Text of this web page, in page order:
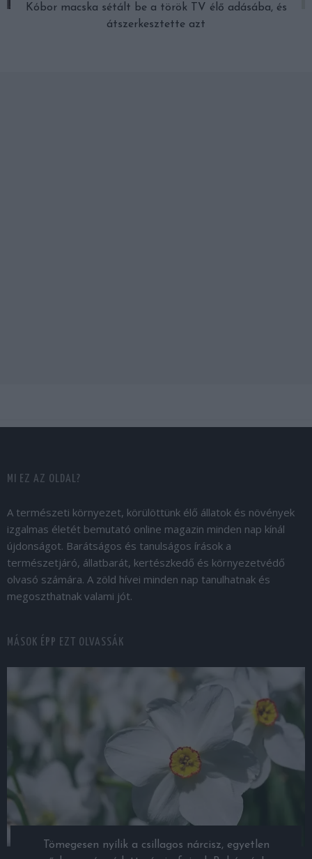
Kóbor macska sétált be a török TV élő adásába, és
átszerkesztette azt
MI EZ AZ OLDAL?
A természeti környezet, körülöttünk élő állatok és növények
izgalmas életét bemutató online magazin minden nap kínál
újdonságot. Barátságos és tanulságos írások a
természetjáró, állatbarát, kertészkedő és környezetvédő
olvasó számára. A zöld hívei minden nap tanulhatnak és
megoszthatnak valami jót.
MÁSOK ÉPP EZT OLVASSÁK
Tömegesen nyílik a csillagos nárcisz, egyetlen